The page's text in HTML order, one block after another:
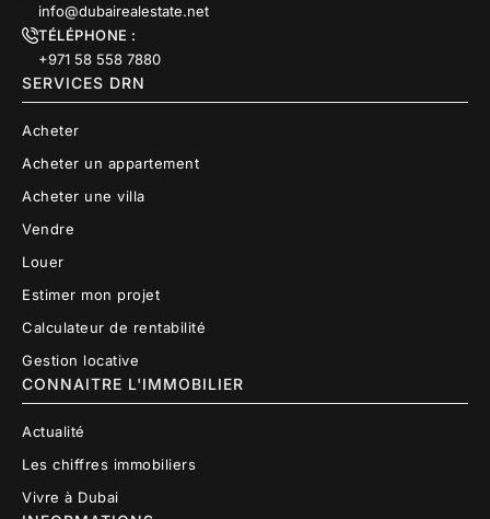
info@dubairealestate.net
TÉLÉPHONE :
+971 58 558 7880
SERVICES DRN
Acheter
Acheter un appartement
Acheter une villa
Vendre
Louer
Estimer mon projet
Calculateur de rentabilité
Gestion locative
CONNAITRE L'IMMOBILIER
Actualité
Les chiffres immobiliers
Vivre à Dubai